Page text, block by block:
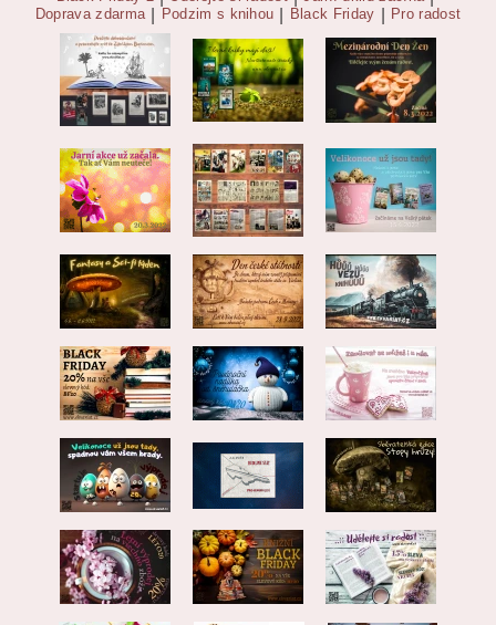
Doprava zdarma Podzim s knihou Black Friday Pro radost